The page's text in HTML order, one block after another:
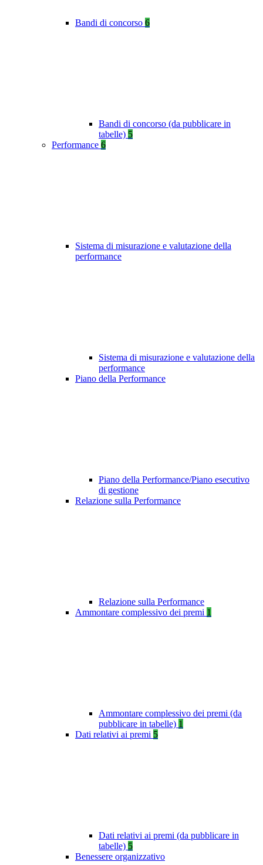
Bandi di concorso 6
Bandi di concorso (da pubblicare in
tabelle) 5
Performance 6
Sistema di misurazione e valutazione della
performance
Sistema di misurazione e valutazione della
performance
Piano della Performance
Piano della Performance/Piano esecutivo
di gestione
Relazione sulla Performance
Relazione sulla Performance
Ammontare complessivo dei premi 1
Ammontare complessivo dei premi (da
pubblicare in tabelle) 1
Dati relativi ai premi 5
Dati relativi ai premi (da pubblicare in
tabelle) 5
Benessere organizzativo